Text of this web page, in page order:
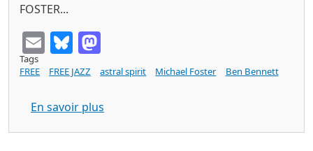
FOSTER...
EmailBluesky
Tags
FREE
FREE JAZZ astral spirit Michael Foster Ben Bennett
En savoir plus